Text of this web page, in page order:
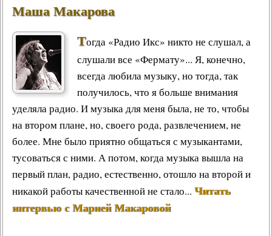
Маша Макарова
Тогда «Радио Икс» никто не слушал, а
слушали все «Фермату»... Я, конечно,
всегда любила музыку, но тогда, так
получилось, что я больше внимания
уделяла радио. И музыка для меня была, не то, чтобы
на втором плане, но, своего рода, развлечением, не
более. Мне было приятно общаться с музыкантами,
тусоваться с ними. А потом, когда музыка вышла на
первый план, радио, естественно, отошло на второй и
никакой работы качественной не стало... Читать
интервью с Марией Макаровой